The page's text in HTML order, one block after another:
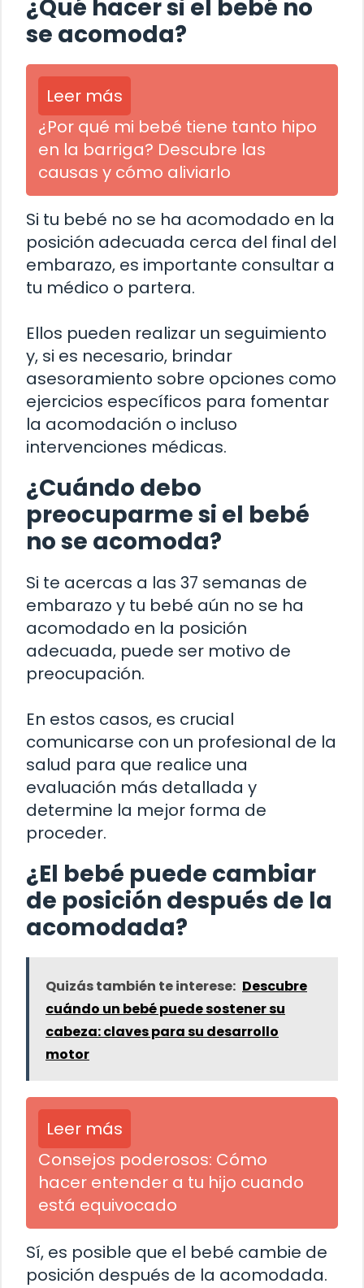
¿Qué hacer si el bebé no
se acomoda?
Leer más
¿Por qué mi bebé tiene tanto hipo
en la barriga? Descubre las
causas y cómo aliviarlo
Si tu bebé no se ha acomodado en la
posición adecuada cerca del final del
embarazo, es importante consultar a
tu médico o partera.
Ellos pueden realizar un seguimiento
y, si es necesario, brindar
asesoramiento sobre opciones como
ejercicios específicos para fomentar
la acomodación o incluso
intervenciones médicas.
¿Cuándo debo
preocuparme si el bebé
no se acomoda?
Si te acercas a las 37 semanas de
embarazo y tu bebé aún no se ha
acomodado en la posición
adecuada, puede ser motivo de
preocupación.
En estos casos, es crucial
comunicarse con un profesional de la
salud para que realice una
evaluación más detallada y
determine la mejor forma de
proceder.
¿El bebé puede cambiar
de posición después de la
acomodada?
Quizás también te interese: Descubre
cuándo un bebé puede sostener su
cabeza: claves para su desarrollo
motor
Leer más
Consejos poderosos: Cómo
hacer entender a tu hijo cuando
está equivocado
Sí, es posible que el bebé cambie de
posición después de la acomodada.